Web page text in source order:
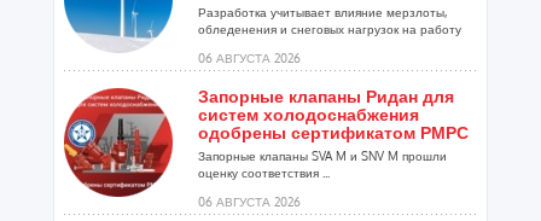
Разработка учитывает влияние мерзлоты,
обледенения и снеговых нагрузок на работу
06 АВГУСТА 2026
Запорные клапаны Ридан для
систем холодоснабжения
одобрены сертификатом РМРС
Запорные клапаны SVA M и SNV M прошли
оценку соответствия ...
06 АВГУСТА 2026